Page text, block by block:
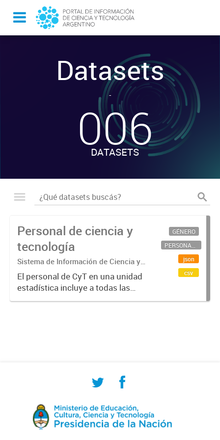
Datasets
-
006
DATASETS
Personal de ciencia y
tecnología
Sistema de Información de Ciencia y
Tecnología Argentino (SICYTAR)
El personal de CyT en una unidad
estadística incluye a todas las
personas involucradas
GÉNERO
PERSONAL CIENTÍFICO-TECNOLÓGICO
json
csv